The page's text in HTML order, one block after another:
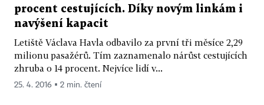
procent cestujících. Díky novým linkám i
navýšení kapacit
Letiště Václava Havla odbavilo za první tři měsíce 2,29
milionu pasažérů. Tím zaznamenalo nárůst cestujících
zhruba o 14 procent. Nejvíce lidí v...
25. 4. 2016 ▪ 2 min. čtení